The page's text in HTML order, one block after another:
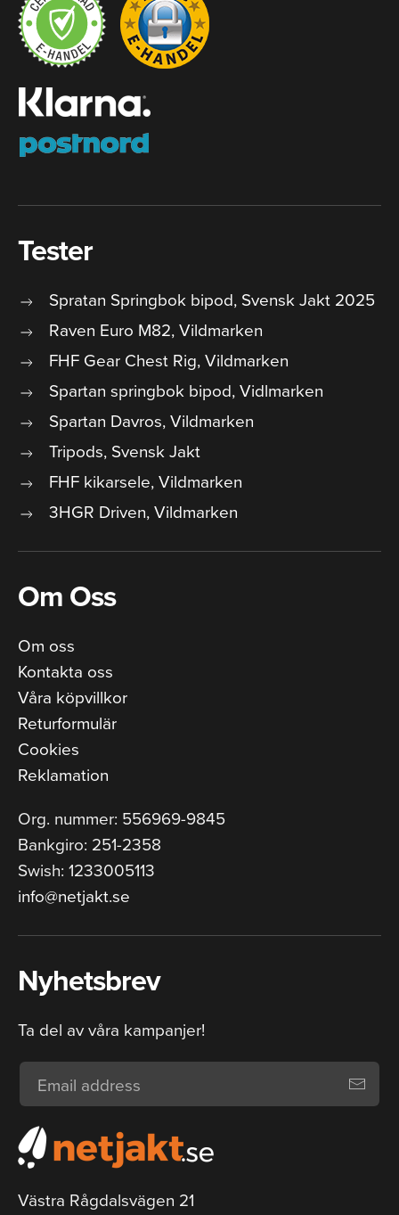
Tester
Spratan Springbok bipod, Svensk Jakt 2025
Raven Euro M82, Vildmarken
FHF Gear Chest Rig, Vildmarken
Spartan springbok bipod, Vidlmarken
Spartan Davros, Vildmarken
Tripods, Svensk Jakt
FHF kikarsele, Vildmarken
3HGR Driven, Vildmarken
Om Oss
Om oss
Kontakta oss
Våra köpvillkor
Returformulär
Cookies
Reklamation
Org. nummer: 556969-9845
Bankgiro: 251-2358
Swish: 1233005113
info@netjakt.se
Nyhetsbrev
Ta del av våra kampanjer!
Västra Rågdalsvägen 21